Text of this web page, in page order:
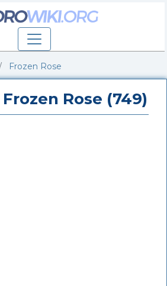
Frozen Rose
Rose (749)